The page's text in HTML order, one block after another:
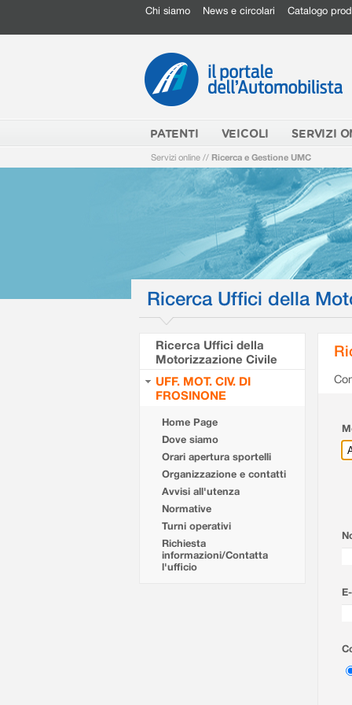
Chi siamo News e circolari Catalogo
PATENTI VEICOLI SERVIZI
Servizi online // Ricerca e Gestione UMC
Ricerca Uffici della
Ricerca Uffici della
Motorizzazione Civile
UFF. MOT. CIV. DI
FROSINONE
Home Page
Dove siamo
Orari apertura sportelli
Organizzazione e contatti
Avvisi all'utenza
Normative
Turni operativi
Richiesta
informazioni/Contatta
l'ufficio